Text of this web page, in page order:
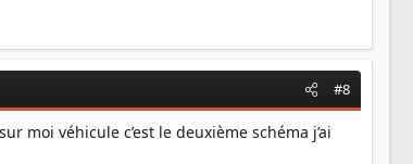
#8
moi véhicule c’est le deuxième schéma j’ai